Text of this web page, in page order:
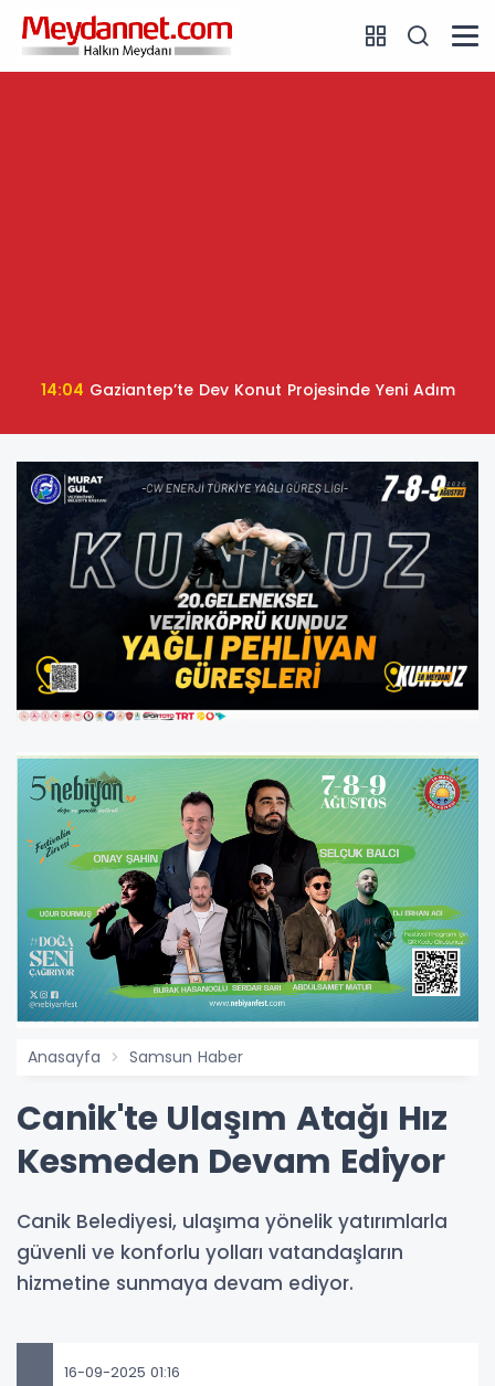
14:04 Gaziantep’te Dev Konut Projesinde Yeni Adım
Anasayfa Samsun Haber
Canik'te Ulaşım Atağı Hız
Kesmeden Devam Ediyor
Canik Belediyesi, ulaşıma yönelik yatırımlarla
güvenli ve konforlu yolları vatandaşların
hizmetine sunmaya devam ediyor.
16-09-2025 01:16